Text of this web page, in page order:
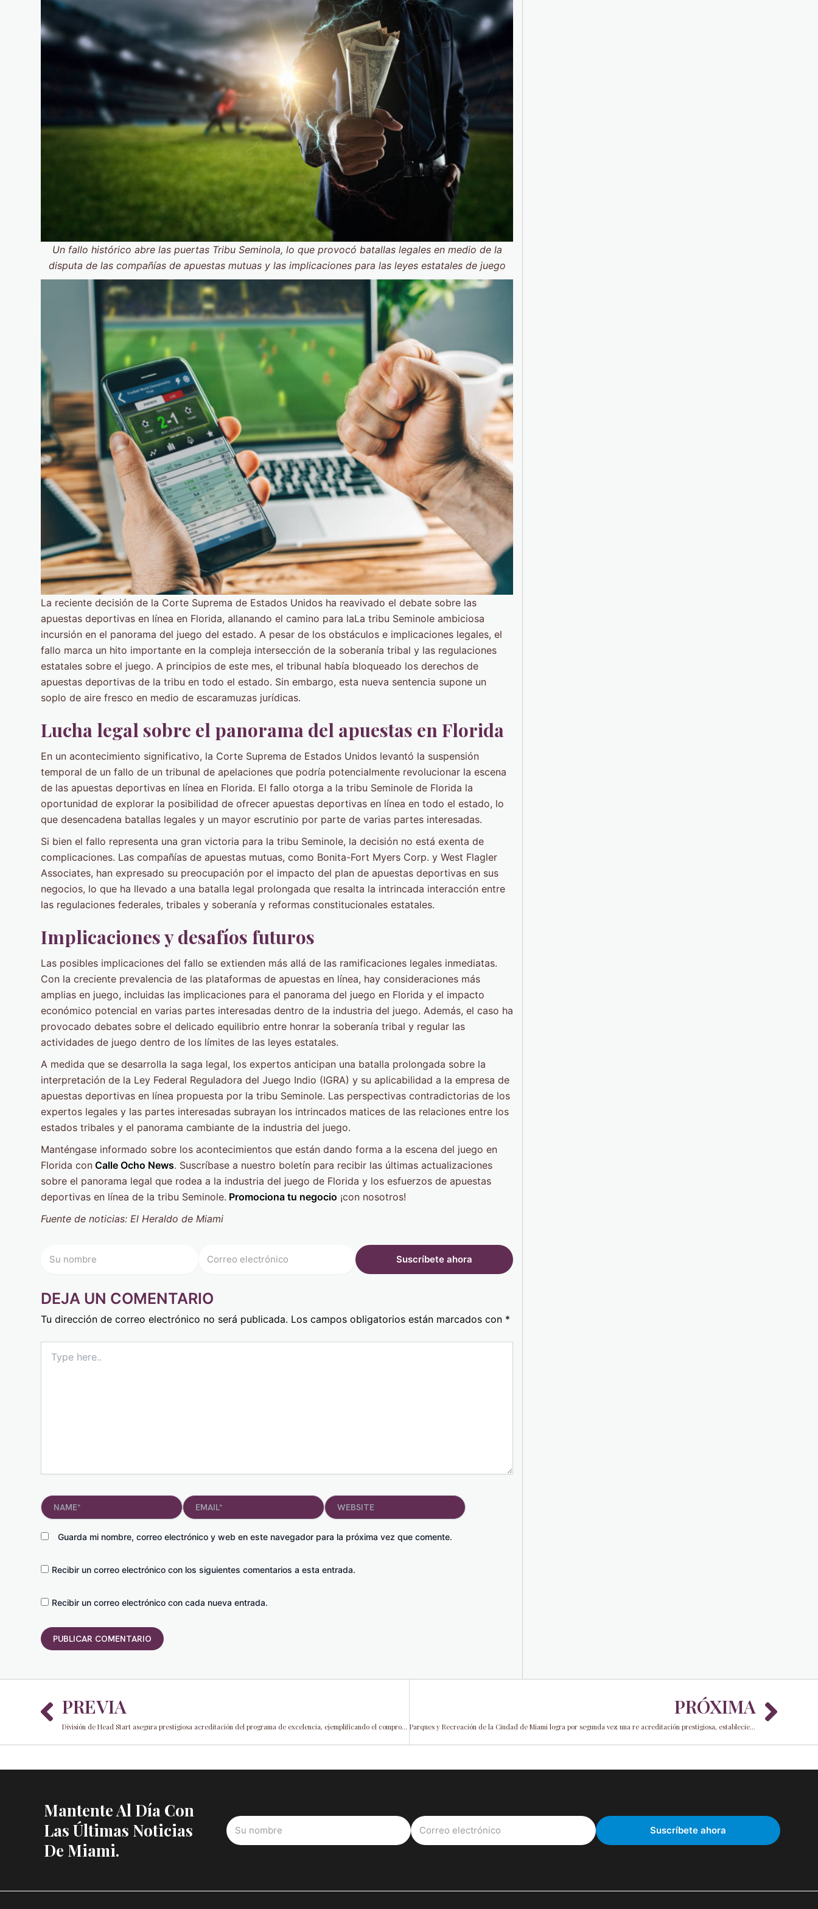
Un fallo histórico abre las puertas Tribu Seminola, lo que provocó batallas legales en medio de la
disputa de las compañías de apuestas mutuas y las implicaciones para las leyes estatales de juego
La reciente decisión de la Corte Suprema de Estados Unidos ha reavivado el debate sobre las
apuestas deportivas en línea en Florida, allanando el camino para laLa tribu Seminole ambiciosa
incursión en el panorama del juego del estado. A pesar de los obstáculos e implicaciones legales, el
fallo marca un hito importante en la compleja intersección de la soberanía tribal y las regulaciones
estatales sobre el juego. A principios de este mes, el tribunal había bloqueado los derechos de
apuestas deportivas de la tribu en todo el estado. Sin embargo, esta nueva sentencia supone un
soplo de aire fresco en medio de escaramuzas jurídicas.
Lucha legal sobre el panorama del apuestas en Florida
En un acontecimiento significativo, la Corte Suprema de Estados Unidos levantó la suspensión
temporal de un fallo de un tribunal de apelaciones que podría potencialmente revolucionar la escena
de las apuestas deportivas en línea en Florida. El fallo otorga a la tribu Seminole de Florida la
oportunidad de explorar la posibilidad de ofrecer apuestas deportivas en línea en todo el estado, lo
que desencadena batallas legales y un mayor escrutinio por parte de varias partes interesadas.
Si bien el fallo representa una gran victoria para la tribu Seminole, la decisión no está exenta de
complicaciones. Las compañías de apuestas mutuas, como Bonita-Fort Myers Corp. y West Flagler
Associates, han expresado su preocupación por el impacto del plan de apuestas deportivas en sus
negocios, lo que ha llevado a una batalla legal prolongada que resalta la intrincada interacción entre
las regulaciones federales, tribales y soberanía y reformas constitucionales estatales.
Implicaciones y desafíos futuros
Las posibles implicaciones del fallo se extienden más allá de las ramificaciones legales inmediatas.
Con la creciente prevalencia de las plataformas de apuestas en línea, hay consideraciones más
amplias en juego, incluidas las implicaciones para el panorama del juego en Florida y el impacto
económico potencial en varias partes interesadas dentro de la industria del juego. Además, el caso ha
provocado debates sobre el delicado equilibrio entre honrar la soberanía tribal y regular las
actividades de juego dentro de los límites de las leyes estatales.
A medida que se desarrolla la saga legal, los expertos anticipan una batalla prolongada sobre la
interpretación de la Ley Federal Reguladora del Juego Indio (IGRA) y su aplicabilidad a la empresa de
apuestas deportivas en línea propuesta por la tribu Seminole. Las perspectivas contradictorias de los
expertos legales y las partes interesadas subrayan los intrincados matices de las relaciones entre los
estados tribales y el panorama cambiante de la industria del juego.
Manténgase informado sobre los acontecimientos que están dando forma a la escena del juego en
Florida con Calle Ocho News. Suscríbase a nuestro boletín para recibir las últimas actualizaciones
sobre el panorama legal que rodea a la industria del juego de Florida y los esfuerzos de apuestas
deportivas en línea de la tribu Seminole. Promociona tu negocio ¡con nosotros!
Fuente de noticias: El Heraldo de Miami
DEJA UN COMENTARIO
Tu dirección de correo electrónico no será publicada. Los campos obligatorios están marcados con *
here..
Name* Email*
Guarda mi nombre, correo electrónico y web en este navegador para la próxima vez que comente.
Website
Recibir un correo electrónico con los siguientes comentarios a esta entrada.
Recibir un correo electrónico con cada nueva entrada.
Prev
PREVIA
División de Head Start asegura prestigiosa acreditación del programa de excelencia, ejemplificando el compromiso con la educación infantil
PRÓXIMA
Parques y Recreación de la Ciudad de Miami logra por segunda vez una re acreditación prestigiosa, estableciendo el punto de referencia para la excelencia
Mantente Al Día Con
Las Últimas Noticias
De Miami.